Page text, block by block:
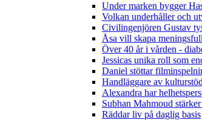
Under marken bygger
Volkan underhåller och
Civilingenjören Gustav
Åsa vill skapa
Över 40 år i vården -
Jessicas unika roll som
Daniel stöttar
Handläggare av
Alexandra har
Subhan Mahmoud
Räddar liv på daglig basis